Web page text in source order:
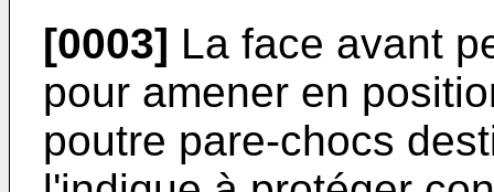
[0003] La face avant
pour amener en
poutre pare-chocs